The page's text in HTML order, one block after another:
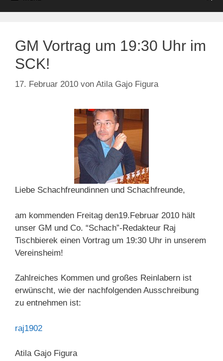
GM Vortrag um 19:30 Uhr im
SCK!
17. Februar 2010 von Atila Gajo Figura
Liebe Schachfreundinnen und Schachfreunde,
am kommenden Freitag den19.Februar 2010 hält
unser GM und Co. “Schach”-Redakteur Raj
Tischbierek einen Vortrag um 19:30 Uhr in unserem
Vereinsheim!
Zahlreiches Kommen und großes Reinlabern ist
erwünscht, wie der nachfolgenden Ausschreibung
zu entnehmen ist:
raj1902
Atila Gajo Figura